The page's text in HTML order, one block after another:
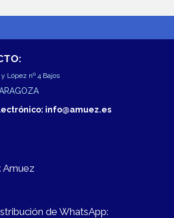
López nº 4 Bajos
info@amuez.es
Amuez
de WhatsApp: